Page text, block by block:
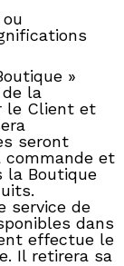
»
la
le Client et
seront
et
la Boutique
service de
dans
effectue le
Il retirera sa